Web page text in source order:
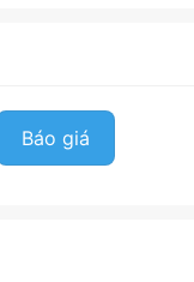
M612x
Báo giá